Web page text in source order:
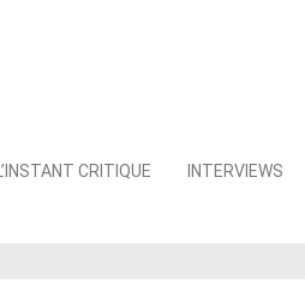
L’INSTANT CRITIQUE INTERVIEWS